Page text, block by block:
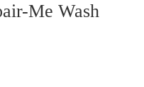
Me Wash